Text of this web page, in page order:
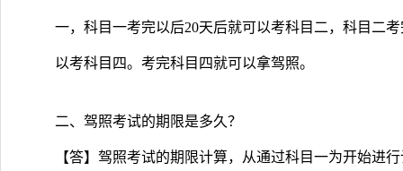
一，科目一考完以后20天后就可以考科目二，科目二
以考科目四。考完科目四就可以拿驾照。
二、驾照考试的期限是多久？
【答】驾照考试的期限计算，从通过科目一为开始进